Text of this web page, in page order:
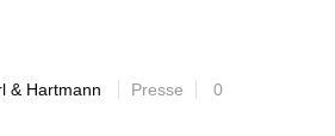
& Hartmann Presse
0